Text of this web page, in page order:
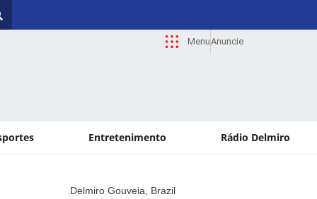
MenuAnuncie
Entretenimento Rádio Delmiro
Delmiro Gouveia, Brazil